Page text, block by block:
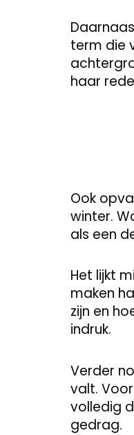
term die
haar
Ook
winter.
als een
Het lijkt
maken
zijn en
indruk.
Verder
valt.
volledig
gedrag.